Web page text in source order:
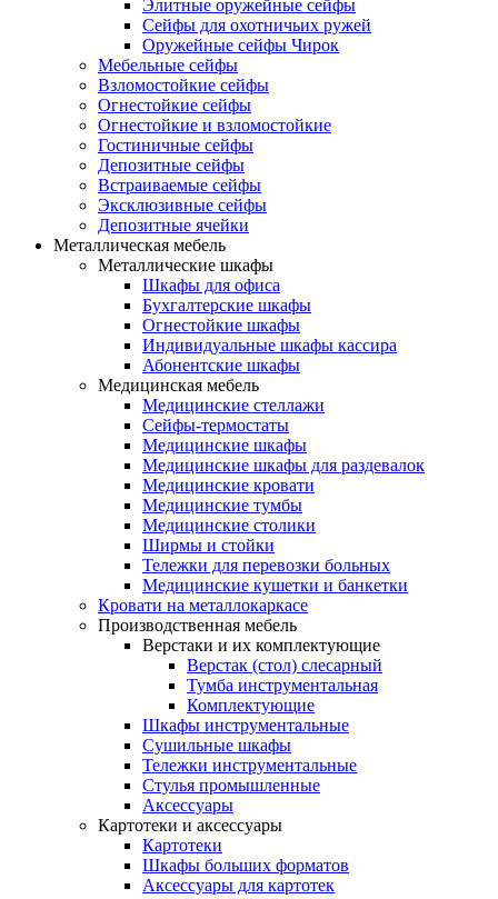
Элитные оружейные сейфы
Сейфы для охотничьих ружей
Оружейные сейфы Чирок
Мебельные сейфы
Взломостойкие сейфы
Огнестойкие сейфы
Огнестойкие и взломостойкие
Гостиничные сейфы
Депозитные сейфы
Встраиваемые сейфы
Эксклюзивные сейфы
Депозитные ячейки
Металлическая мебель
Металлические шкафы
Шкафы для офиса
Бухгалтерские шкафы
Огнестойкие шкафы
Индивидуальные шкафы кассира
Абонентские шкафы
Медицинская мебель
Медицинские стеллажи
Сейфы-термостаты
Медицинские шкафы
Медицинские шкафы для раздевалок
Медицинские кровати
Медицинские тумбы
Медицинские столики
Ширмы и стойки
Тележки для перевозки больных
Медицинские кушетки и банкетки
Кровати на металлокаркасе
Производственная мебель
Верстаки и их комплектующие
Верстак (стол) слесарный
Тумба инструментальная
Комплектующие
Шкафы инструментальные
Сушильные шкафы
Тележки инструментальные
Стулья промышленные
Аксессуары
Картотеки и аксессуары
Картотеки
Шкафы больших форматов
Аксессуары для картотек